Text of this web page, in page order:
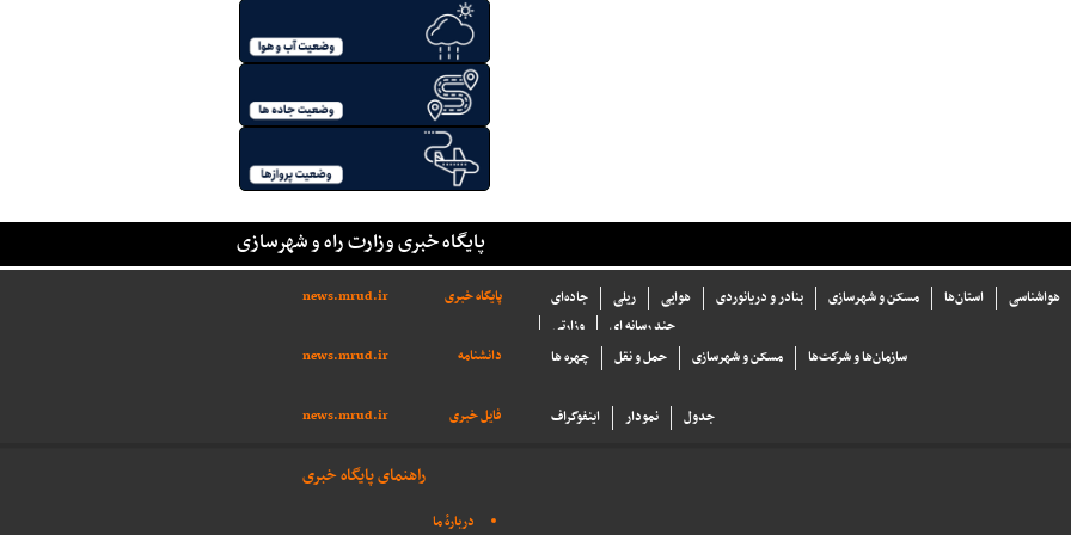
پایگاه خبری وزارت راه و شهرسازی
پایگاه خبری news.mrud.ir جاده‌ای ریلی هوایی بنادر و دریانوردی مسکن و شهرسازی استان‌ها
هواشناسی
وزارتی
چند رسانه ای
دانشنامه
news.mrud.ir چهره ها حمل و نقل مسکن و شهرسازی سازما‌ن‌ها و شركت‌ها
فایل خبری news.mrud.ir اینفوگراف نمودار جدول
راهنمای پایگاه خبری
دربارهٔ ما